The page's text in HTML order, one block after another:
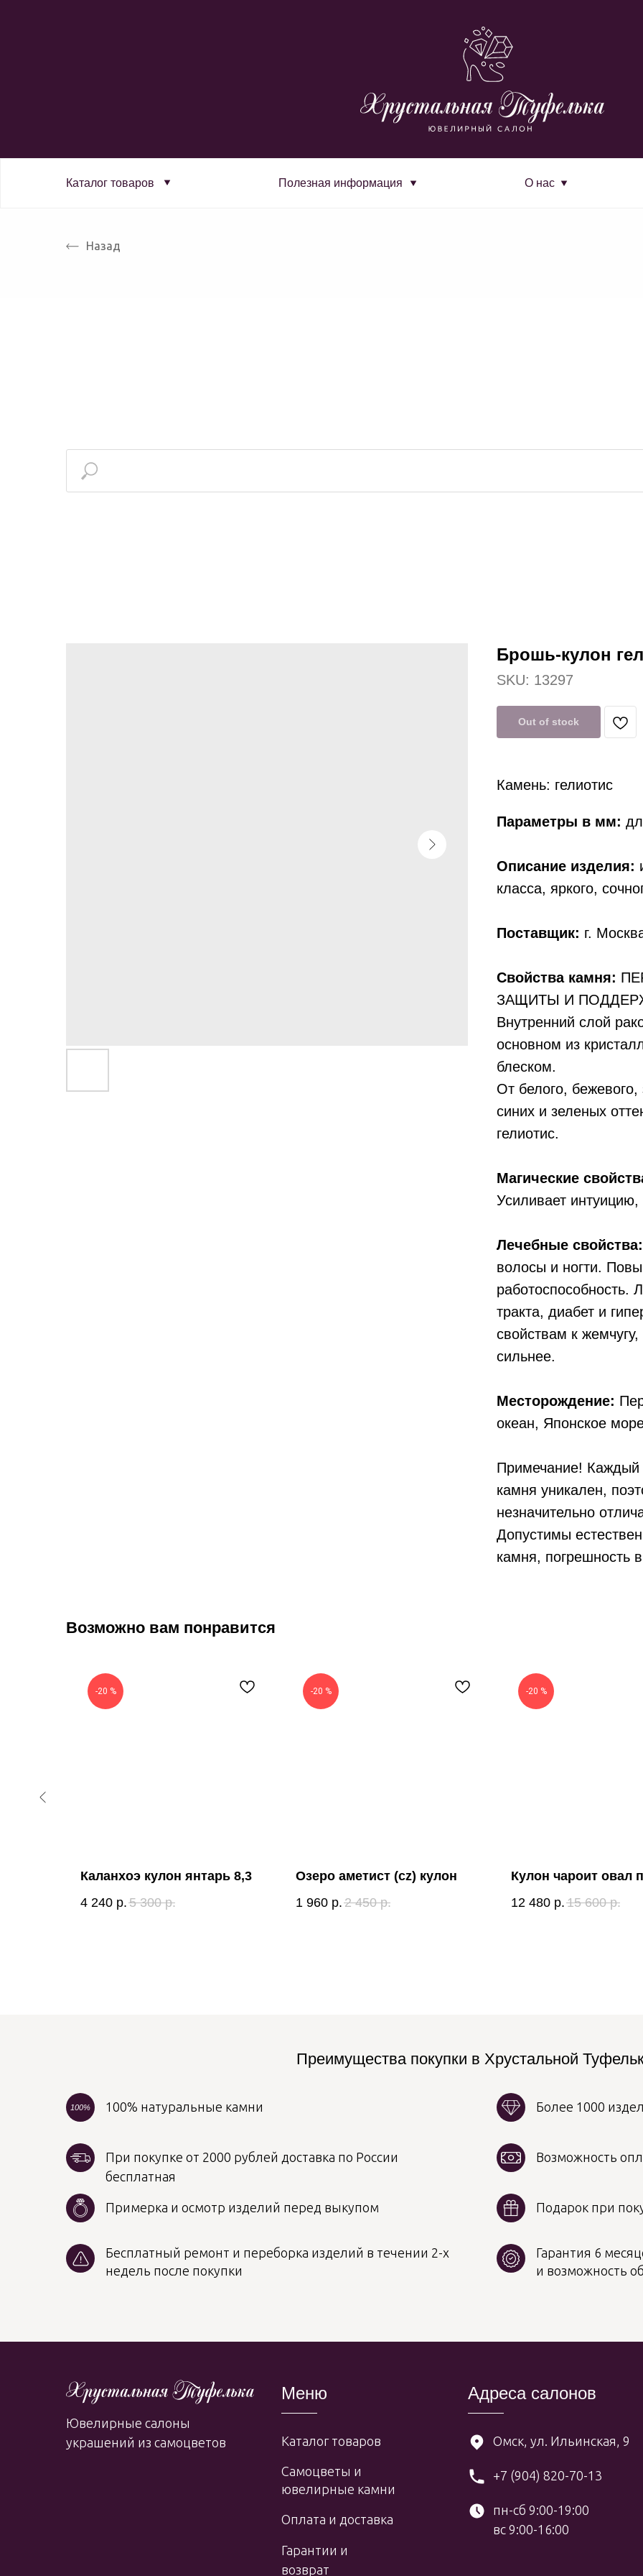
Каталог товаров Полезная информация О нас
Назад
Брошь-кулон
SKU: 13297
Out of stock
Параметры в мм:
Описание изделия:
класса, яркого,
Поставщик: г.
Свойства камня:
ЗАЩИТЫ И
Внутренний слой
основном из
блеском.
От белого,
синих и зеленых
гелиотис.
Магические
Усиливает
Лечебные свойства:
волосы и ногти.
работоспособность.
тракта, диабет и
свойствам к
сильнее.
Месторождение:
океан, Японское
Примечание! Каждый
камня уникален,
незначительно
Допустимы
камня, погрешность
Камень: гелиотис
Возможно вам понравится
-20 %
Каланхоэ кулон янтарь 8,3
4 240 р. 5 300 р.
-20 %
Озеро аметист (cz) кулон
1 960 р. 2 450 р.
-20 %
Кулон чароит овал
12 480 р. 15 600 р.
100% натуральные камни
100%
Преимущества покупки в Хрустальной
Бесплатный ремонт и переборка изделий в течении 2-х
недель после покупки
Примерка и осмотр изделий перед выкупом
Более 1000
Гарантия 6
и возможность
Возможность
При покупке от 2000 рублей доставка по России
бесплатная
Подарок при
Меню
Каталог товаров
Самоцветы и
ювелирные камни
Оплата и доставка
Адреса салонов
+7 (904) 820-70-13
пн-сб 9:00-19:00
вс 9:00-16:00
Омск, ул. Ильинская, 9
Ювелирные салоны
украшений из самоцветов
Гарантии и
возврат